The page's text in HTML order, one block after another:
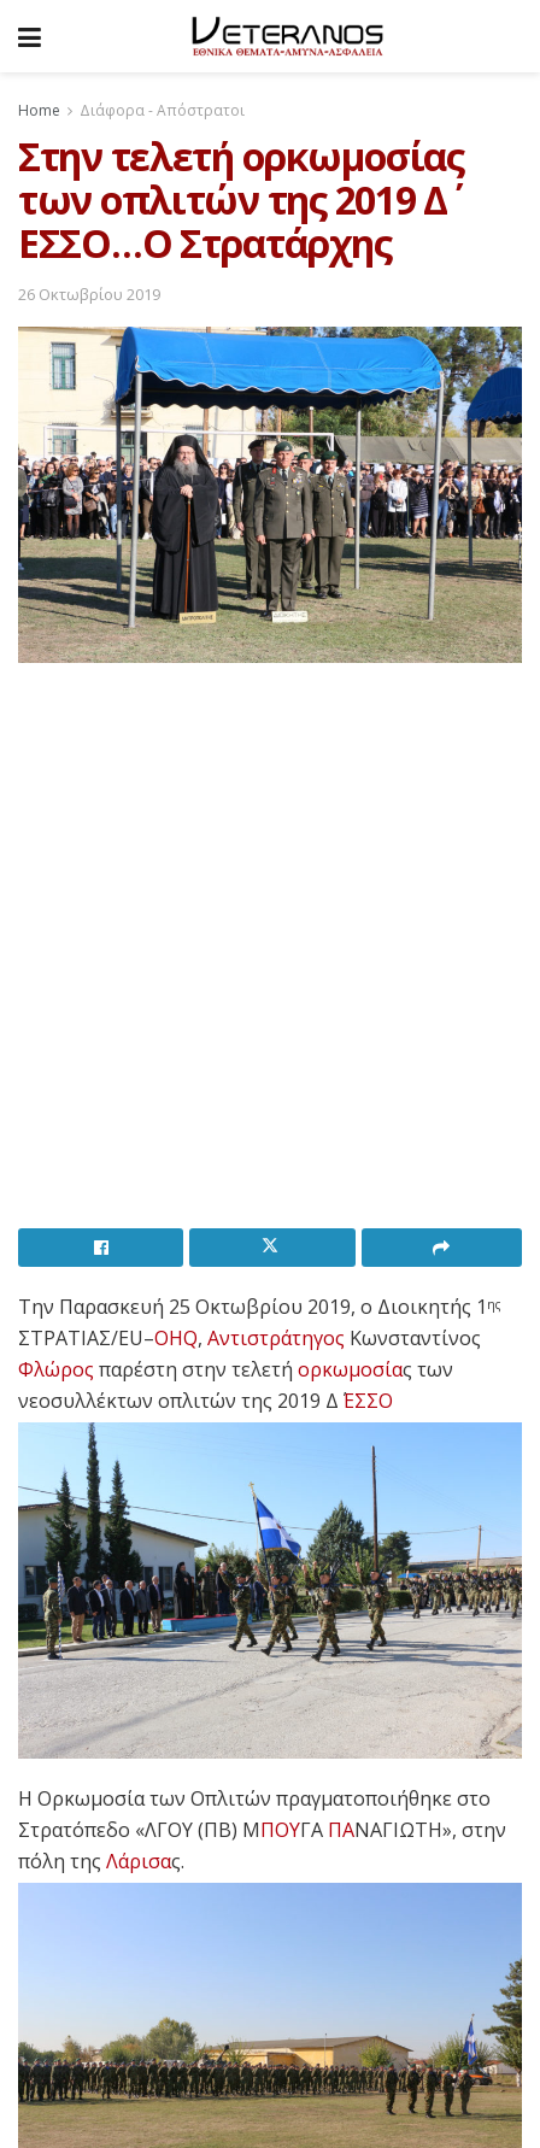
Home Διάφορα - Απόστρατοι
Στην τελετή ορκωμοσίας
των οπλιτών της 2019 Δ΄
ΕΣΣΟ…Ο Στρατάρχης
26 Οκτωβρίου 2019
Tην Παρασκευή 25 Οκτωβρίου 2019, ο Διοικητής 1 ης
ΣΤΡΑΤΙΑΣ/EU–OHQ, Αντιστράτηγος Κωνσταντίνος
Φλώρος παρέστη στην τελετή ορκωμοσίας των
νεοσυλλέκτων οπλιτών της 2019 Δ΄ ΕΣΣΟ
Η Ορκωμοσία των Οπλιτών πραγματοποιήθηκε στο
Στρατόπεδο «ΛΓΟΥ (ΠΒ) ΜΠΟΥΓΑ ΠΑΝΑΓΙΩΤΗ», στην
πόλη της Λάρισας.